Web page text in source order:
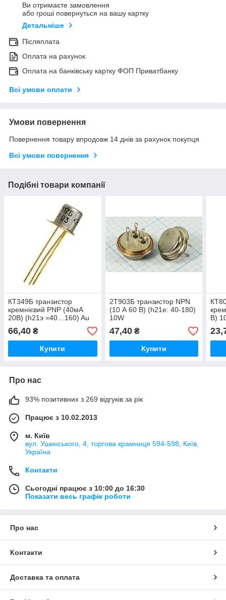
Ви отримаєте замовлення
або гроші повернуться на вашу картку
Детальніше
Післяплата
Оплата на рахунок
Оплата на банківську картку ФОП Приватбанку
Всі умови оплати
Умови повернення
Повернення товару впродовж 14 днів за рахунок покупця
Всі умови повернення
Подібні товари компанії
КТ349Б транзистор
кремнієвий PNP (40мА
20В) (h21э =40…160) Au
(ТО18) (КТ-1-7)
66,40 ₴
Купити
2Т903Б транзистор NPN
(10 А 60 В) (h21е: 40-180)
10W
47,40₴
Купити
В)
Про нас
93% позитивних з 269 відгуків за рік
Працює з 10.02.2013
м. Київ
вул. Ушинського, 4, торгова крамниця 594-598, Київ,
Україна
Контакти
Сьогодні працює з 10:00 до 16:30
Показати весь графік роботи
Про нас
Контакти
Доставка та оплата